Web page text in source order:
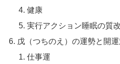
健康
実行アクション睡眠の質
戊（つちのえ）の運勢と開
仕事運